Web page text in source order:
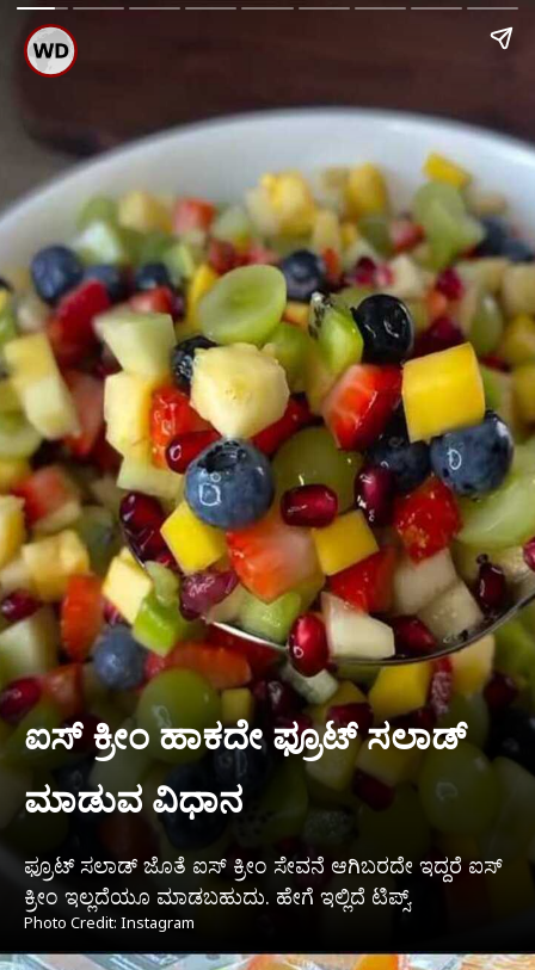
ಐಸ್ ಕ್ರೀಂ ಹಾಕದೇ ಫ್ರೂಟ್ ಸಲಾಡ್
ಮಾಡುವ ವಿಧಾನ
ಫ್ರೂಟ್ ಸಲಾಡ್ ಜೊತೆ ಐಸ್ ಕ್ರೀಂ ಸೇವನೆ ಆಗಿಬರದೇ ಇದ್ದರೆ ಐಸ್
ಕ್ರೀಂ ಇಲ್ಲದೆಯೂ ಮಾಡಬಹುದು. ಹೇಗೆ ಇಲ್ಲಿದೆ ಟಿಪ್ಸ್.
Photo Credit: Instagram